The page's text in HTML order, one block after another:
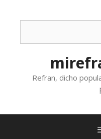
Refran, dicho